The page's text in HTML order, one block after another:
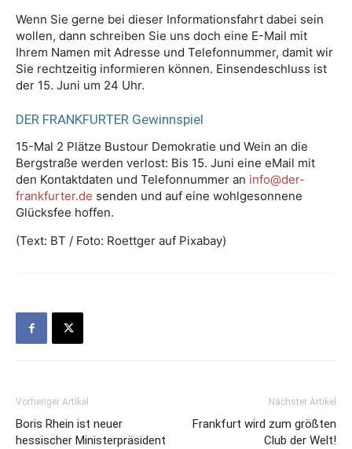
Wenn Sie gerne bei dieser Informationsfahrt dabei sein
wollen, dann schreiben Sie uns doch eine E-Mail mit
Ihrem Namen mit Adresse und Telefonnummer, damit wir
Sie rechtzeitig informieren können. Einsendeschluss ist
der 15. Juni um 24 Uhr.
DER FRANKFURTER Gewinnspiel
15-Mal 2 Plätze Bustour Demokratie und Wein an die
Bergstraße werden verlost: Bis 15. Juni eine eMail mit
den Kontaktdaten und Telefonnummer an info@der-
frankfurter.de senden und auf eine wohlgesonnene
Glücksfee hoffen.
(Text: BT / Foto: Roettger auf Pixabay)
Vorheriger Artikel
Boris Rhein ist neuer
hessischer Ministerpräsident
Nächster Artikel
Frankfurt wird zum größten
Club der Welt!